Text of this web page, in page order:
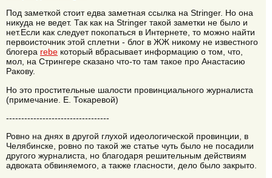
Под заметкой стоит едва заметная ссылка на Stringer. Но она
никуда не ведет. Так как на Stringer такой заметки не было и
нет.Если как следует покопаться в Интернете, то можно найти
первоисточник этой сплетни - блог в ЖЖ никому не известного
блогера rebe который вбрасывает информацию о том, что,
мол, на Стрингере сказано что-то там такое про Анастасию
Ракову.
Но это простительные шалости провинциального журналиста
(примечание. Е. Токаревой)
----------------------------------
Ровно на днях в другой глухой идеологической провинции, в
Челябинске, ровно по такой же статье чуть было не посадили
другого журналиста, но благодаря решительным действиям
адвоката обвиняемого, а также гласности, дело было закрыто.